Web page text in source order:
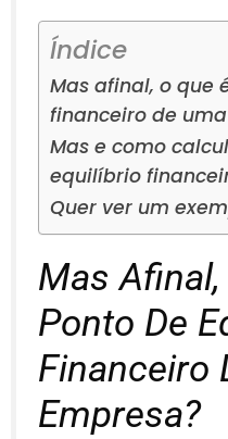
Índice
Mas afinal, o que
financeiro de
Mas e como
equilíbrio
Quer ver um
Mas Afinal,
Ponto De
Financeiro
Empresa?